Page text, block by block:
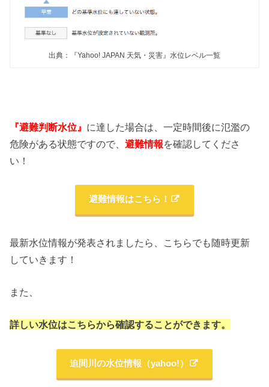
出典：『Yahoo! JAPAN 天気・災害』水位レベル一覧
『避難判断水位』 に達した場合は、一定時間後に氾濫の
危険がある状態ですので、避難情報を確認してくださ
い！
避難情報はこちら！
最新水位情報が発表されましたら、こちらでも随時更新
していきます！
また、
詳しい水位はこちらから確認することができます。
迫間川の水位情報（yahoo!）